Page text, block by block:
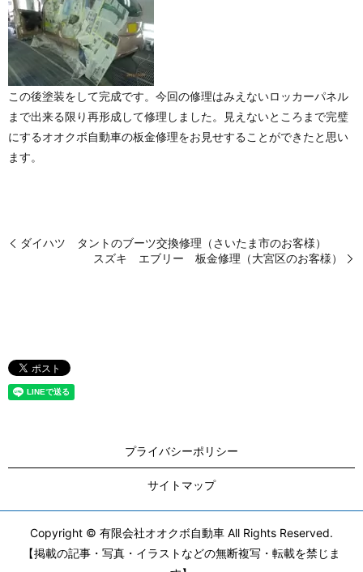
この後塗装をして完成です。今回の修理はみえないロッカーパネル
まで出来る限り再形成して修理しました。見えないところまで完璧
にするオオクボ自動車の板金修理をお見せすることができたと思い
ます。
ダイハツ タントのブーツ交換修理（さいたま市のお客様）
スズキ エブリー 板金修理（大宮区のお客様）
プライバシーポリシー
サイトマップ
Copyright © 有限会社オオクボ自動車 All Rights Reserved.
【掲載の記事・写真・イラストなどの無断複写・転載を禁じま